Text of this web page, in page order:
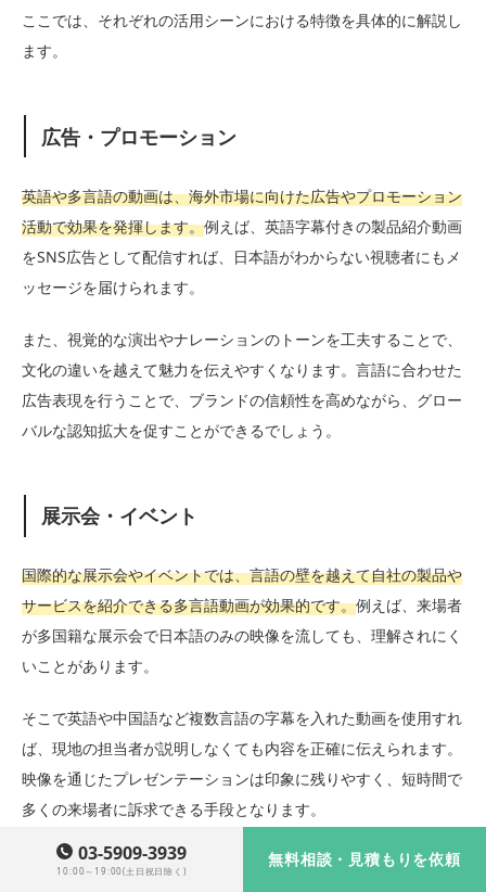
ここでは、それぞれの活用シーンにおける特徴を具体的に解説し
ます。
広告・プロモーション
英語や多言語の動画は、海外市場に向けた広告やプロモーション
活動で効果を発揮します。例えば、英語字幕付きの製品紹介動画
をSNS広告として配信すれば、日本語がわからない視聴者にもメ
ッセージを届けられます。
また、視覚的な演出やナレーションのトーンを工夫することで、
文化の違いを越えて魅力を伝えやすくなります。言語に合わせた
広告表現を行うことで、ブランドの信頼性を高めながら、グロー
バルな認知拡大を促すことができるでしょう。
展示会・イベント
国際的な展示会やイベントでは、言語の壁を越えて自社の製品や
サービスを紹介できる多言語動画が効果的です。例えば、来場者
が多国籍な展示会で日本語のみの映像を流しても、理解されにく
いことがあります。
そこで英語や中国語など複数言語の字幕を入れた動画を使用すれ
ば、現地の担当者が説明しなくても内容を正確に伝えられます。
映像を通じたプレゼンテーションは印象に残りやすく、短時間で
多くの来場者に訴求できる手段となります。
03-5909-3939
10:00～19:00(土日祝日除く)
無料相談・見積もりを依頼